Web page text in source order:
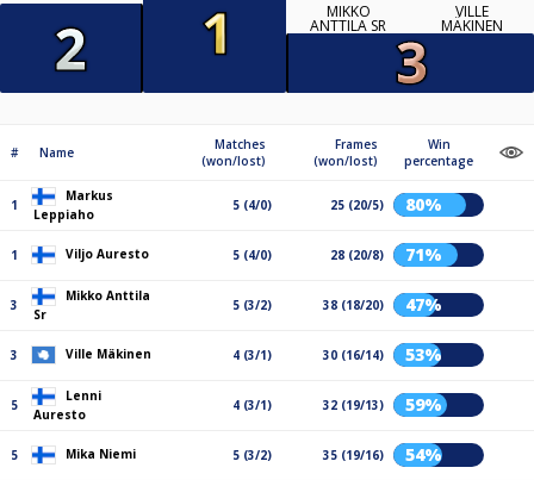
MIKKO
ANTTILA SR
VILLE
MÄKINEN
# Name
Matches
(won/lost)
Frames
(won/lost)
Win
percentage
1
Markus
Leppiaho
5 (4/0) 25 (20/5) 80%
1 Viljo Auresto 5 (4/0) 28 (20/8) 71%
3
Mikko Anttila
Sr
5 (3/2) 38 (18/20) 47%
3 Ville Mäkinen 4 (3/1) 30 (16/14) 53%
5
Lenni
Auresto
4 (3/1) 32 (19/13) 59%
5 Mika Niemi 5 (3/2) 35 (19/16) 54%